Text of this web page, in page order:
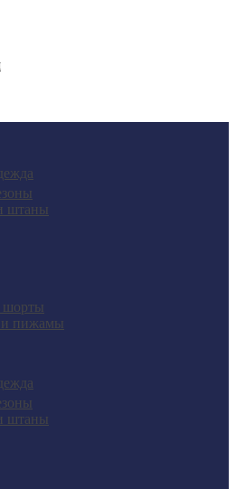
штаны
шорты
и пижамы
штаны